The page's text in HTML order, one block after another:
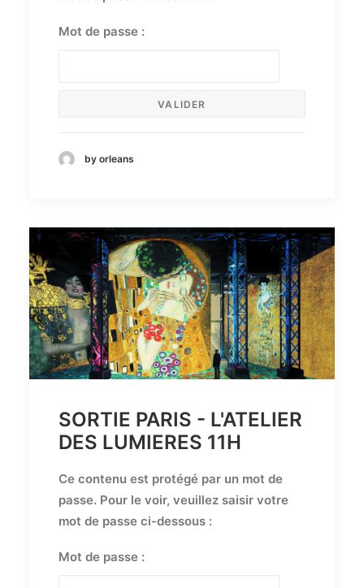
Mot de passe :
by orleans
SORTIE PARIS - L'ATELIER
DES LUMIERES 11H
Ce contenu est protégé par un mot de
passe. Pour le voir, veuillez saisir votre
mot de passe ci-dessous :
Mot de passe :